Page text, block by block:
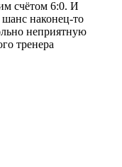
счётом 6:0. И
наконец-то
неприятную
тренера